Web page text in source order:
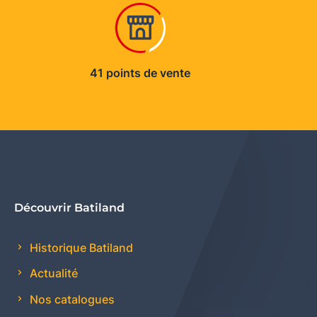
41 points de vente
Découvrir Batiland
Historique Batiland
Actualité
Nos catalogues